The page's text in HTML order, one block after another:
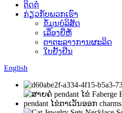
ຕິດຕໍ່
ກ່ຽວກັບພວກເຮົາ
ຂໍ້ມູນບໍລິສັດ
ເລື່ອງຍີ່ຫໍ້
ຕາຕະລາງການຜະລິດ
ໃບຢັ້ງຢືນ
English